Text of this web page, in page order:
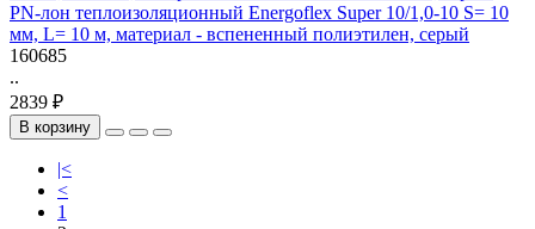
PN-лон теплоизоляционный Energoflex Super 10/1,0-10 S= 10
мм, L= 10 м, материал - вспененный полиэтилен, серый
160685
..
2839 ₽
В корзину
|<
<
1